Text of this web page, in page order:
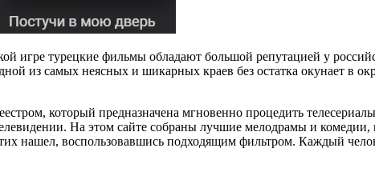
игре турецкие фильмы обладают большой репутацией у
из самых неясных и шикарных краев без остатка окунает
который предназначена мгновенно процедить
На этом сайте собраны лучшие мелодрамы и
нашел, воспользовавшись подходящим фильтром. Каждый